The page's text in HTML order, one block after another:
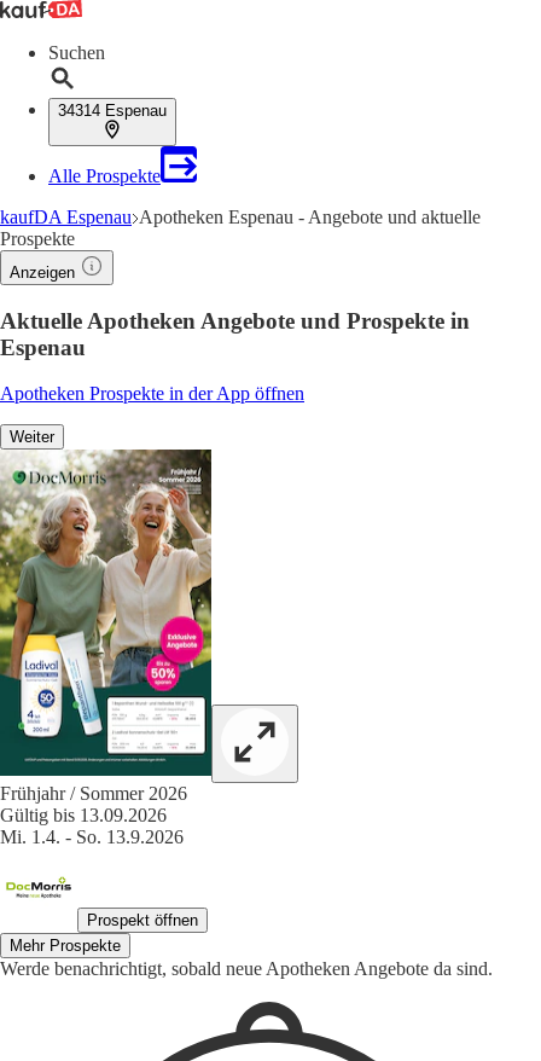
Suchen
34314 Espenau
Alle Prospekte
kaufDA Espenau Apotheken Espenau - Angebote und aktuelle
Prospekte
Anzeigen
Aktuelle Apotheken Angebote und Prospekte in
Espenau
Apotheken Prospekte in der App öffnen
Weiter
Frühjahr / Sommer 2026
Gültig bis 13.09.2026
Mi. 1.4. - So. 13.9.2026
Prospekt öffnen
Mehr Prospekte
Werde benachrichtigt, sobald neue Apotheken Angebote da sind.